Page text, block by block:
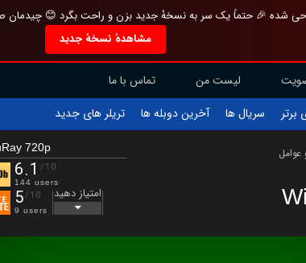
شده 🎉 حتماً یک سر به نسخهٔ جدید بزن و راحت بگرد 😊
مشاهدهٔ نسخهٔ جدید
لیست من
تماس با ما
برتر سریال ها آخرین دوبله ها تریلر های جدید
عوامل 720p
6.1 /10
144 users
5/10
9 users
امتیاز دهید